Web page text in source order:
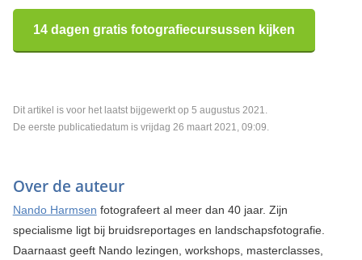
14 dagen gratis fotografiecursussen kijken
Dit artikel is voor het laatst bijgewerkt op 5 augustus 2021.
De eerste publicatiedatum is vrijdag 26 maart 2021, 09:09.
Over de auteur
Nando Harmsen fotografeert al meer dan 40 jaar. Zijn
specialisme ligt bij bruidsreportages en landschapsfotografie.
Daarnaast geeft Nando lezingen, workshops, masterclasses,